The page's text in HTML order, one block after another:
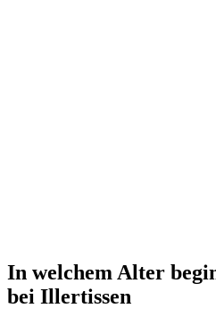
In welchem Alter
bei Illertissen